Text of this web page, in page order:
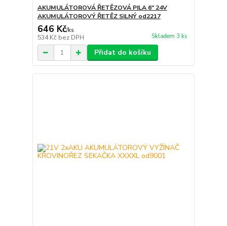
AKUMULÁTOROVÁ ŘETĚZOVÁ PILA 6" 24V
AKUMULÁTOROVÝ ŘETĚZ SILNÝ od2217
646 Kč/ks
534 Kč bez DPH Skladem 3 ks
Přidat do košíku